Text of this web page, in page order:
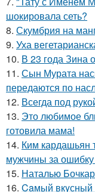
шокировала сеть?
8. Скумбрия на
9. Уха
10. В 23 года Зина
11. Сын Мурата
передаются по
12. Всегда под
13. Это любимое
готовила мама!
14. Ким кардашьян
мужчины за ошибку
15. Наталью
16. Caмый вкyсный